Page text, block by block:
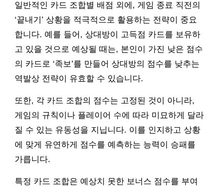
일반적인 카드 조합별 배점 외에, 게임 종료 직전의
‘끝내기’ 상황을 적극적으로 활용하는 전략이 중요
합니다. 예를 들어, 상대방이 고득점 카드를 보유하
고 있을 것으로 예상될 때는, 본인이 가진 낮은 점수
의 카드로 ‘족보’를 만들어 상대방의 점수를 낮추는
역발상 전략이 유효할 수 있습니다.
또한, 각 카드 조합의 점수는 고정된 것이 아니라,
게임의 규칙이나 플레이어 수에 따라 미묘하게 달라
질 수 있는 유동성을 지닙니다. 이를 인지하고 상황
에 맞게 유연하게 점수를 예측하는 능력이 승패를
가릅니다.
특정 카드 조합은 예상치 못한 보너스 점수를 부여